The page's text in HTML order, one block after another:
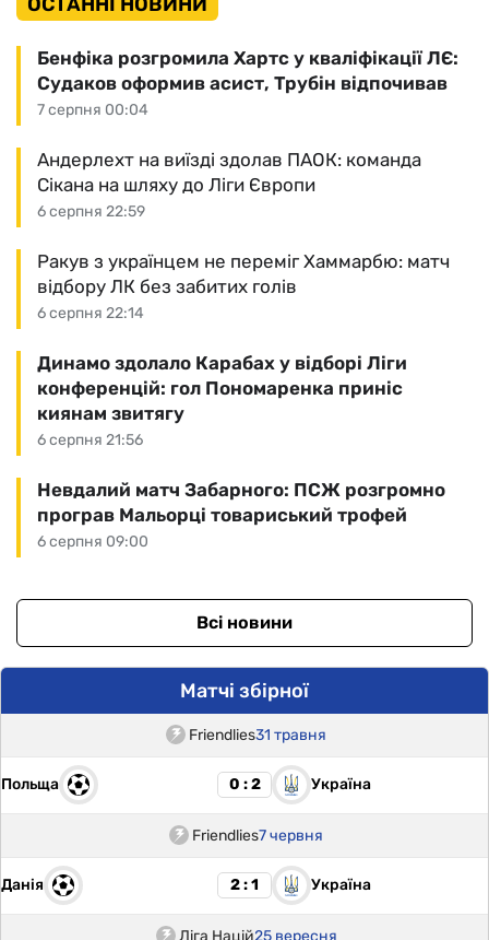
7 серпня 00:04
Бенфіка розгромила Хартс у кваліфікації ЛЄ:
Судаков оформив асист, Трубін відпочивав
6 серпня 22:59
Андерлехт на виїзді здолав ПАОК: команда
Сікана на шляху до Ліги Європи
6 серпня 22:14
Ракув з українцем не переміг Хаммарбю: матч
відбору ЛК без забитих голів
6 серпня 21:56
Динамо здолало Карабах у відборі Ліги
конференцій: гол Пономаренка приніс
киянам звитягу
6 серпня 09:00
Невдалий матч Забарного: ПСЖ розгромно
програв Мальорці товариський трофей
Всі новини
Матчі збірної
Friendlies31 травня
Польща 0 : 2 Україна
Friendlies7 червня
Данія 2 : 1 Україна
Ліга Націй25 вересня